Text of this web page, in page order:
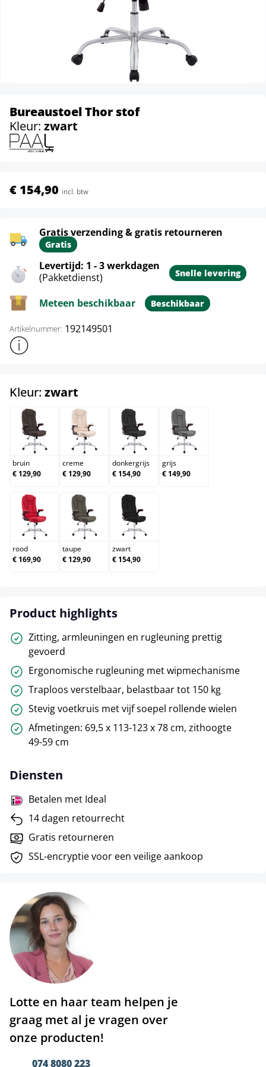
Bureaustoel Thor stof
Kleur: zwart
€ 154,90 incl. btw
Gratis verzending & gratis retourneren
Gratis
Levertijd: 1 - 3 werkdagen
(Pakketdienst)
Snelle levering
Meteen beschikbaar Beschikbaar
Artikelnummer: 192149501
Toon meer productinformatie
Kleur: zwart
bruin
bruin
€ 129,90
creme
creme
€ 129,90
donkergrijs
donkergrijs
€ 154,90
grijs
grijs
€ 149,90
rood
rood
€ 169,90
taupe
taupe
€ 129,90
zwart
zwart
€ 154,90
Product highlights
Zitting, armleuningen en rugleuning prettig
gevoerd
Ergonomische rugleuning met wipmechanisme
Traploos verstelbaar, belastbaar tot 150 kg
Stevig voetkruis met vijf soepel rollende wielen
Afmetingen: 69,5 x 113-123 x 78 cm, zithoogte
49-59 cm
Diensten
Betalen met Ideal
14 dagen retourrecht
Gratis retourneren
SSL-encryptie voor een veilige aankoop
Lotte en haar team helpen je
graag met al je vragen over
onze producten!
074 8080 223